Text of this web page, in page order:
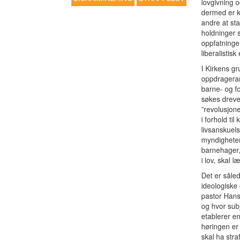
lovgivning
dermed er
andre at
holdninger
liberalistisk
I Kirkens
barne- og
søkes
i forhold til
i lov, skal
Det er
ideologiske
pastor
og hvor
etablerer
høringen
skal ha